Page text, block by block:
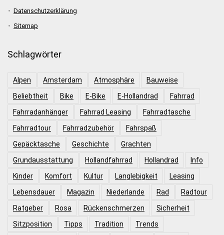
Datenschutzerklärung
Sitemap
Schlagwörter
Alpen Amsterdam Atmosphäre
Bauweise
Beliebtheit
Bike E-Bike E-Hollandrad
Fahrrad
Fahrradanhänger
Fahrrad Leasing
Fahrradtasche
Fahrradtour
Fahrradzubehör
Fahrspaß
Gepäcktasche
Geschichte
Grachten
Grundausstattung
Hollandfahrrad Hollandrad
Info
Kinder
Komfort Kultur Langlebigkeit
Leasing
Lebensdauer
Magazin Niederlande Rad
Radtour
Ratgeber
Rosa Rückenschmerzen
Sicherheit
Sitzposition
Tipps Tradition
Trends